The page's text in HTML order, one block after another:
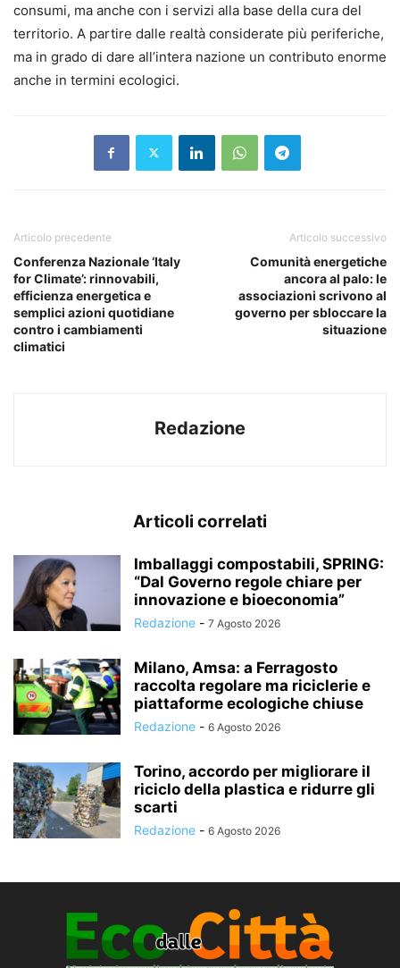
consumi, ma anche con i servizi alla base della cura del
territorio. A partire dalle realtà considerate più periferiche,
ma in grado di dare all’intera nazione un contributo enorme
anche in termini ecologici.
Articolo precedente
Conferenza Nazionale ‘Italy
for Climate’: rinnovabili,
efficienza energetica e
semplici azioni quotidiane
contro i cambiamenti
climatici
Articolo successivo
Comunità energetiche
ancora al palo: le
associazioni scrivono al
governo per sbloccare la
situazione
Redazione
Articoli correlati
Imballaggi compostabili, SPRING:
“Dal Governo regole chiare per
innovazione e bioeconomia”
Redazione - 7 Agosto 2026
Milano, Amsa: a Ferragosto
raccolta regolare ma riciclerie e
piattaforme ecologiche chiuse
Redazione - 6 Agosto 2026
Torino, accordo per migliorare il
riciclo della plastica e ridurre gli
scarti
Redazione - 6 Agosto 2026